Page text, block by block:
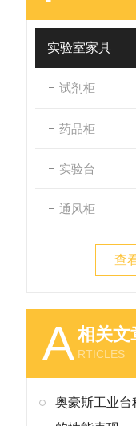
实验室家具
试剂柜
药品柜
实验台
通风柜
查
A相关文
RTICLES
奥豪斯工业台